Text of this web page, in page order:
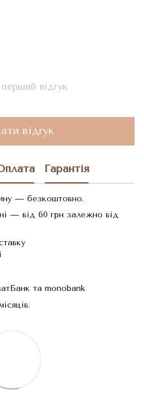
відгук
відгук
Гарантія
— безкоштовно.
— від 60 грн залежно від
та monobank